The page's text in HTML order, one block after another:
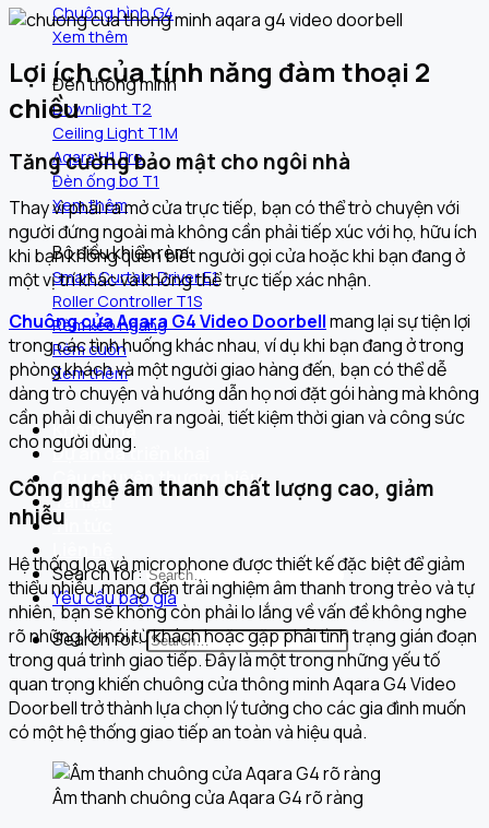
Chuông hình G4
Xem thêm
Đèn thông minh
Downlight T2
Ceiling Light T1M
Aqara H1 Pro
Đèn ống bơ T1
Xem thêm
Bộ điều khiển rèm
Smart Curtain Driver E1
Roller Controller T1S
Rèm kéo ngang
Rèm cuốn
Xem thêm
Khám phá
Dự án đã triển khai
Câu chuyện thương hiệu
Tài liệu
Tin tức
Liên hệ
Search for:
Yêu cầu báo giá
Search for:
Lợi ích của tính năng đàm thoại 2
chiều
Tăng cường bảo mật cho ngôi nhà
Thay vì phải ra mở cửa trực tiếp, bạn có thể trò chuyện với
người đứng ngoài mà không cần phải tiếp xúc với họ, hữu ích
khi bạn không quen biết người gọi cửa hoặc khi bạn đang ở
một vị trí khác và không thể trực tiếp xác nhận.
Chuông cửa Aqara G4 Video Doorbellmang lại sự tiện lợi
trong các tình huống khác nhau, ví dụ khi bạn đang ở trong
phòng khách và một người giao hàng đến, bạn có thể dễ
dàng trò chuyện và hướng dẫn họ nơi đặt gói hàng mà không
cần phải di chuyển ra ngoài, tiết kiệm thời gian và công sức
cho người dùng.
Công nghệ âm thanh chất lượng cao, giảm
nhiễu
Hệ thống loa và microphone được thiết kế đặc biệt để giảm
thiểu nhiễu, mang đến trải nghiệm âm thanh trong trẻo và tự
nhiên, bạn sẽ không còn phải lo lắng về vấn đề không nghe
rõ những lời nói từ khách hoặc gặp phải tình trạng gián đoạn
trong quá trình giao tiếp. Đây là một trong những yếu tố
quan trọng khiến chuông cửa thông minh Aqara G4 Video
Doorbell trở thành lựa chọn lý tưởng cho các gia đình muốn
có một hệ thống giao tiếp an toàn và hiệu quả.
Âm thanh chuông cửa Aqara G4 rõ ràng